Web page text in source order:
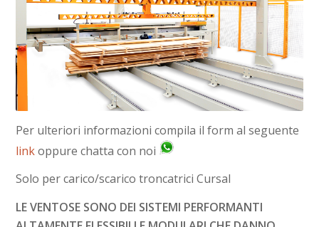
Per ulteriori informazioni compila il form al seguente
linkoppure chatta con noi
Solo per carico/scarico troncatrici Cursal
LE VENTOSE SONO DEI SISTEMI PERFORMANTI